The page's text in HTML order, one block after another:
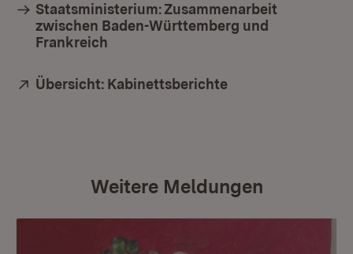
Staatsministerium: Zusammenarbeit
zwischen Baden-Württemberg und
Frankreich
Extern:
Übersicht: Kabinettsberichte
Weitere Meldungen